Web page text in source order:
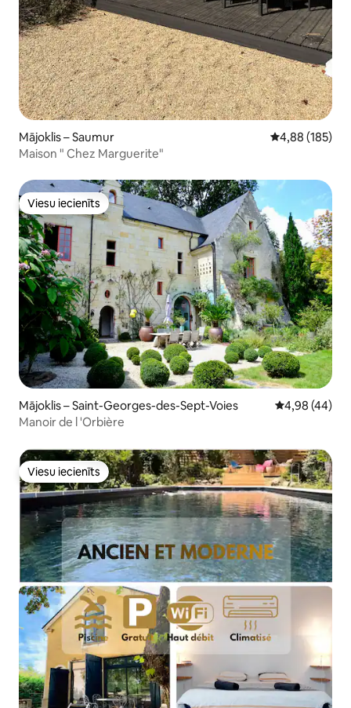
Mājoklis – Saumur Vidējais
4,88 (185)
Maison " Chez Marguerite"
Viesu iecienīts
Viesu iecienīts
Mājoklis – Saint-Georges-des-Sept-Voies Vidējais
4,98 (44)
Manoir de l 'Orbière
Viesu iecienīts
Viesu iecienīts